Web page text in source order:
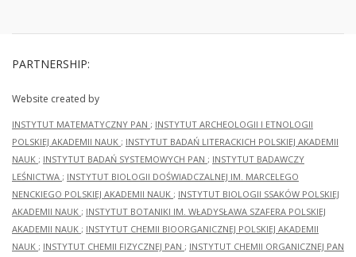
PARTNERSHIP:
Website created by
INSTYTUT MATEMATYCZNY PAN ; INSTYTUT ARCHEOLOGII I ETNOLOGII
POLSKIEJ AKADEMII NAUK ; INSTYTUT BADAŃ LITERACKICH POLSKIEJ AKADEMII
NAUK ; INSTYTUT BADAŃ SYSTEMOWYCH PAN ; INSTYTUT BADAWCZY
LEŚNICTWA ; INSTYTUT BIOLOGII DOŚWIADCZALNEJ IM. MARCELEGO
NENCKIEGO POLSKIEJ AKADEMII NAUK ; INSTYTUT BIOLOGII SSAKÓW POLSKIEJ
AKADEMII NAUK ; INSTYTUT BOTANIKI IM. WŁADYSŁAWA SZAFERA POLSKIEJ
AKADEMII NAUK ; INSTYTUT CHEMII BIOORGANICZNEJ POLSKIEJ AKADEMII
NAUK ; INSTYTUT CHEMII FIZYCZNEJ PAN ; INSTYTUT CHEMII ORGANICZNEJ PAN